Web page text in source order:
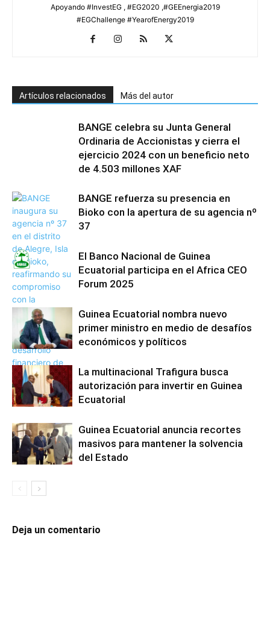
Apoyando #InvestEG , #EG2020 ,#GEEnergia2019
#EGChallenge #YearofEnergy2019
Artículos relacionados Más del autor
BANGE celebra su Junta General
Ordinaria de Accionistas y cierra el
ejercicio 2024 con un beneficio neto
de 4.503 millones XAF
BANGE refuerza su presencia en
Bioko con la apertura de su agencia nº
37
El Banco Nacional de Guinea
Ecuatorial participa en el Africa CEO
Forum 2025
Guinea Ecuatorial nombra nuevo
primer ministro en medio de desafíos
económicos y políticos
La multinacional Trafigura busca
autorización para invertir en Guinea
Ecuatorial
Guinea Ecuatorial anuncia recortes
masivos para mantener la solvencia
del Estado
Deja un comentario